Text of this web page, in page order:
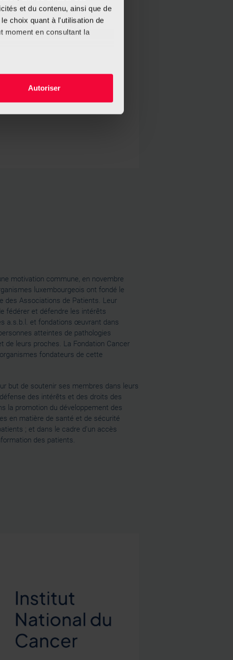
et du contenu, ainsi que de
choix quant à l'utilisation de
moment en consultant la
spécifiques (empreintes
reportez-vous à la
déclaration sur les cookies.
relatives aux médias
de notre site avec nos
Autoriser
motivation commune, en novembre
luxembourgeois ont fondé le
des Associations de Patients. Leur
fédérer et défendre les intérêts
a.s.b.l. et fondations œuvrant dans
atteintes de pathologies
de leurs proches. La Fondation Cancer
fondateurs de cette
but de soutenir ses membres dans leurs
des intérêts et des droits des
la promotion du développement des
en matière de santé et de sécurité
; et dans le cadre d’un accès
des patients.